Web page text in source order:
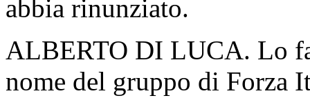
abbia rinunziato.
ALBERTO DI LUCA. Lo
nome del gruppo di Forza